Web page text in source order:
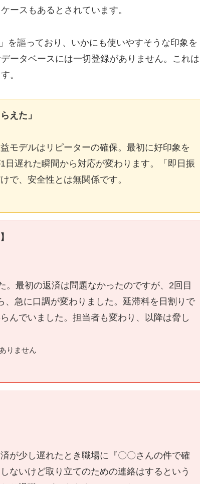
ースもあるとされています。
を謳っており、いかにも使いやすそうな印象を
ータベースには一切登録がありません。これは
。
えた」
モデルはリピーターの確保。最初に好印象を
遅れた瞬間から対応が変わります。「即日振
で、安全性とは無関係です。
。最初の返済は問題なかったのですが、2回目
急に口調が変わりました。延滞料を日割りで
んでいました。担当者も変わり、以降は脅し
りません
が少し遅れたとき職場に『〇〇さんの件で確
ないけど取り立てのための連絡はするという